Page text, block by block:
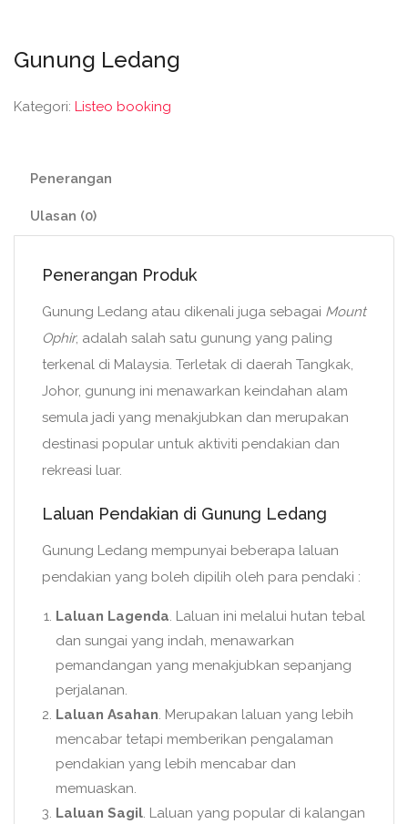
Gunung Ledang
Kategori: Listeo booking
Penerangan
Ulasan (0)
Penerangan Produk
Gunung Ledang atau dikenali juga sebagai Mount
Ophir, adalah salah satu gunung yang paling
terkenal di Malaysia. Terletak di daerah Tangkak,
Johor, gunung ini menawarkan keindahan alam
semula jadi yang menakjubkan dan merupakan
destinasi popular untuk aktiviti pendakian dan
rekreasi luar.
Laluan Pendakian di Gunung Ledang
Gunung Ledang mempunyai beberapa laluan
pendakian yang boleh dipilih oleh para pendaki :
Laluan Lagenda. Laluan ini melalui hutan tebal
dan sungai yang indah, menawarkan
pemandangan yang menakjubkan sepanjang
perjalanan.
Laluan Asahan. Merupakan laluan yang lebih
mencabar tetapi memberikan pengalaman
pendakian yang lebih mencabar dan
memuaskan.
Laluan Sagil. Laluan yang popular di kalangan